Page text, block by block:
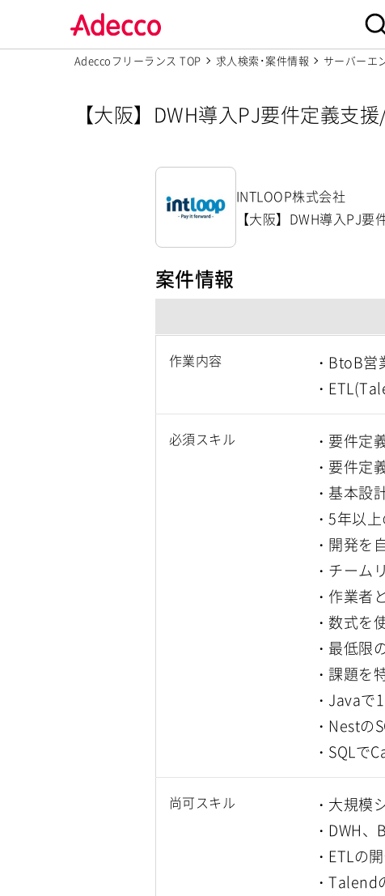
Adeccoフリーランス TOP 求人検索･案件情報 サーバーエ
【大阪】DWH導入PJ要件定義支
INTLOOP株式会社
【大阪】DWH導入PJ
案件情報
作業内容
・BtoB
・
必須スキル
・要件定
・要件定
・基本設
・5年以
・開発を
・チーム
・作業者
・数式を
・最低限
・課題を
・Javaで
・Nestの
・SQLで
尚可スキル
・大規模
・DWH
・ETLの
・Talend